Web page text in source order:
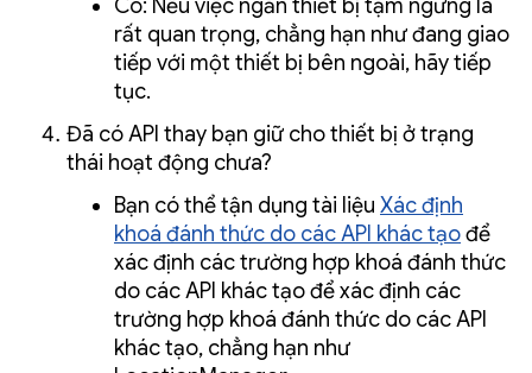
Có: Nếu việc ngăn thiết bị tạm ngưng là
rất quan trọng, chẳng hạn như đang giao
tiếp với một thiết bị bên ngoài, hãy tiếp
tục.
Đã có API thay bạn giữ cho thiết bị ở trạng
thái hoạt động chưa?
Bạn có thể tận dụng tài liệu Xác định
khoá đánh thức do các API khác tạođể
xác định các trường hợp khoá đánh thức
do các API khác tạo để xác định các
trường hợp khoá đánh thức do các API
khác tạo, chẳng hạn như